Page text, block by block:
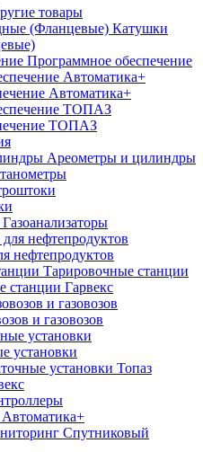
товары
Катушки
Программное обеспечение
Автоматика+
ТОПАЗ
Ареометры и цилиндры
Газоанализаторы
нефтепродуктов
Тарировочные станции
станции Гарвекс
и газовозов
установки
установки Топаз
Спутниковый